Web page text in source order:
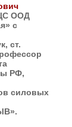
ООД
с
ст.
РФ,
силовых